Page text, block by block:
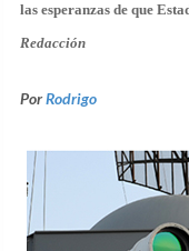
las esperanzas de que
Redacción
PorRodrigo